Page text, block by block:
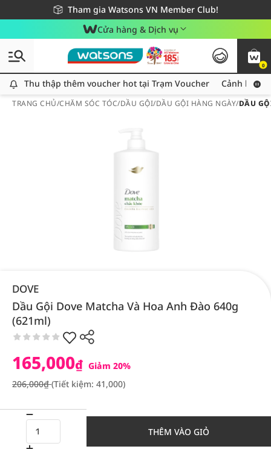
Tham gia Watsons VN Member Club!
Miễn phí giao hàng cho đơn hàng từ 249,000Đ
Giao hàng nhanh 24h - Áp dụng khu vực TP. Hồ Chí Minh
Cửa hàng & Dịch vụ
0
Thu thập thêm voucher hot tại Trạm Voucher
Thu thập thêm voucher hot tại Trạm Voucher Cảnh báo
TRANG CHỦ/CHĂM SÓC TÓC/DẦU GỘI/DẦU GỘI HÀNG NGÀY/DẦU
DOVE
Dầu Gội Dove Matcha Và Hoa Anh Đào 640g
(621ml)
165,000₫ Giảm 20%
206,000₫(Tiết kiệm: 41,000)
THÊM VÀO GIỎ